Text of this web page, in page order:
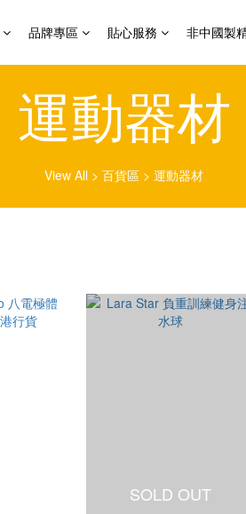
品牌專區 貼心服務 非中國製
運動器材
View All >百貨區 >運動器材
SOLD OUT